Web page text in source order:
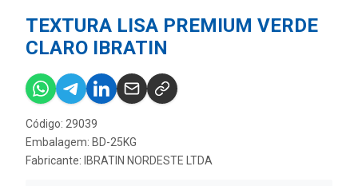
TEXTURA LISA PREMIUM VERDE
CLARO IBRATIN
Código: 29039
Embalagem: BD-25KG
Fabricante: IBRATIN NORDESTE LTDA